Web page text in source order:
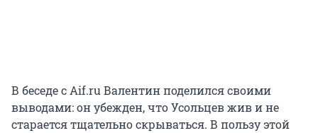
В беседе с Aif.ru Валентин поделился своими
выводами: он убежден, что Усольцев жив и не
старается тщательно скрываться. В пользу этой